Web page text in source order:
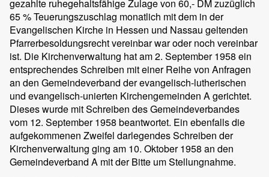
gezahlte ruhegehaltsfähige Zulage von 60,- DM zuzüglich
65 % Teuerungszuschlag monatlich mit dem in der
Evangelischen Kirche in Hessen und Nassau geltenden
Pfarrerbesoldungsrecht vereinbar war oder noch vereinbar
ist. Die Kirchenverwaltung hat am 2. September 1958 ein
entsprechendes Schreiben mit einer Reihe von Anfragen
an den Gemeindeverband der evangelisch-lutherischen
und evangelisch-unierten Kirchengemeinden A gerichtet.
Dieses wurde mit Schreiben des Gemeindeverbandes
vom 12. September 1958 beantwortet. Ein ebenfalls die
aufgekommenen Zweifel darlegendes Schreiben der
Kirchenverwaltung ging am 10. Oktober 1958 an den
Gemeindeverband A mit der Bitte um Stellungnahme.